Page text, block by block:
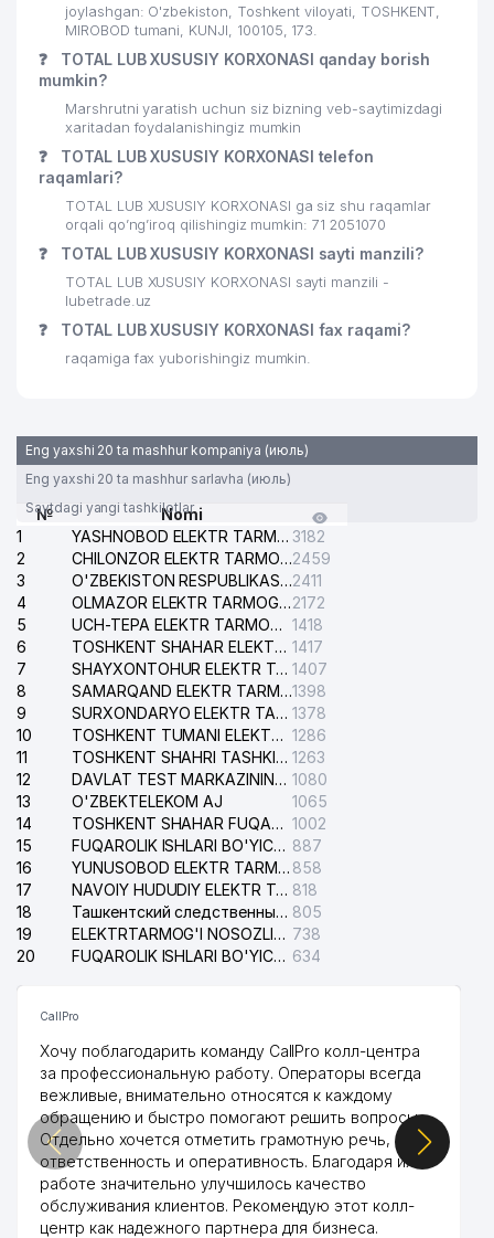
joylashgan: O'zbekiston, Toshkent viloyati, TOSHKENT,
MIROBOD tumani, KUNJI, 100105, 173.
❓
TOTAL LUB XUSUSIY KORXONASI qanday borish
mumkin?
Marshrutni yaratish uchun siz bizning veb-saytimizdagi
xaritadan foydalanishingiz mumkin
❓
TOTAL LUB XUSUSIY KORXONASI telefon
raqamlari?
TOTAL LUB XUSUSIY KORXONASI ga siz shu raqamlar
orqali qo’ng’iroq qilishingiz mumkin: 71 2051070
❓ TOTAL LUB XUSUSIY KORXONASI sayti manzili?
TOTAL LUB XUSUSIY KORXONASI sayti manzili -
lubetrade.uz
❓ TOTAL LUB XUSUSIY KORXONASI fax raqami?
raqamiga fax yuborishingiz mumkin.
Eng yaxshi 20 ta mashhur kompaniya (июль)
Eng yaxshi 20 ta mashhur sarlavha (июль)
Saytdagi yangi tashkilotlar
№
Nomi
1
YASHNOBOD ELEKTR TARMOG'I NOSOZLIKLARI XIZMATI 3182
2
CHILONZOR ELEKTR TARMOG'I NOSOZLIK XIZMATI2459
3
O'ZBEKISTON RESPUBLIKASI BOSH PROKURATURASI ISHONCH TELEFONI2411
4
OLMAZOR ELEKTR TARMOG'I NOSOZLIKLARI XIZMATI2172
5
UCH-TEPA ELEKTR TARMOG'I NOSOZLIKLARI XIZMATI 1418
6
TOSHKENT SHAHAR ELEKTR TARMOQLARI KORXONASI AJ 1417
7
SHAYXONTOHUR ELEKTR TARMOG'I NOSOZLIKLARINI TUZATISH XIZMATI 1407
8
SAMARQAND ELEKTR TARMOQLARI AJ1398
9
SURXONDARYO ELEKTR TARMOQLARI AJ 1378
10
TOSHKENT TUMANI ELEKTR TARMOG'I AVARIYA XIZMATI 1286
11
TOSHKENT SHAHRI TASHKILOT TELEFONLARI HAQIDA MA'LUMOT BYUROSI 1263
12
DAVLAT TEST MARKAZINING ISHONCH TELEFONLARI 1080
13
O'ZBEKTELEKOM AJ
1065
14
TOSHKENT SHAHAR FUQAROLIK ISHLARI BO'YICHA SUDI 1002
15
FUQAROLIK ISHLARI BO'YICHA YAKKASAROY TUMANLARARO SUDI 887
16
YUNUSOBOD ELEKTR TARMOG'I NOSOZLIKLARI XIZMATI 858
17
NAVOIY HUDUDIY ELEKTR TARMOQLARI KORXONASI AJ 818
18
Ташкентский следственный изолятор 805
19
ELEKTRTARMOG'I NOSOZLIKLARINI TO'ZATISH SERGELI XIZMATI 738
20
FUQAROLIK ISHLARI BO'YICHA UCH-TEPA TUMANI SUDI 634
CallPro
Хочу поблагодарить команду CallPro колл-центра
за профессиональную работу. Операторы всегда
вежливые, внимательно относятся к каждому
обращению и быстро помогают решить вопросы.
Отдельно хочется отметить грамотную речь,
ответственность и оперативность. Благодаря их
работе значительно улучшилось качество
обслуживания клиентов. Рекомендую этот колл-
центр как надежного партнера для бизнеса.